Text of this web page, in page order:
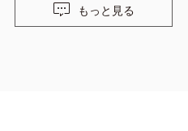
もっと見る